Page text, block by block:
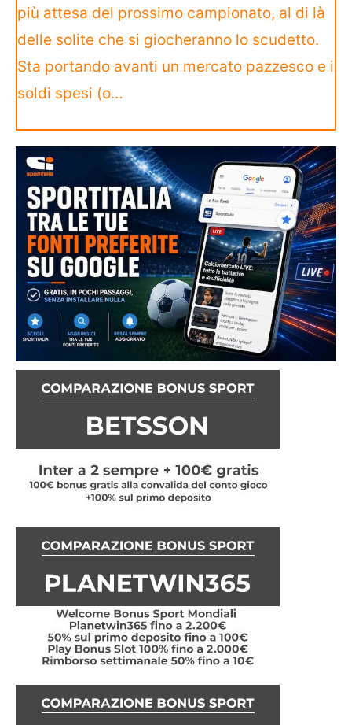
più attesa del prossimo campionato, al di là
delle solite che si giocheranno lo scudetto.
Sta portando avanti un mercato pazzesco e i
soldi spesi (o…